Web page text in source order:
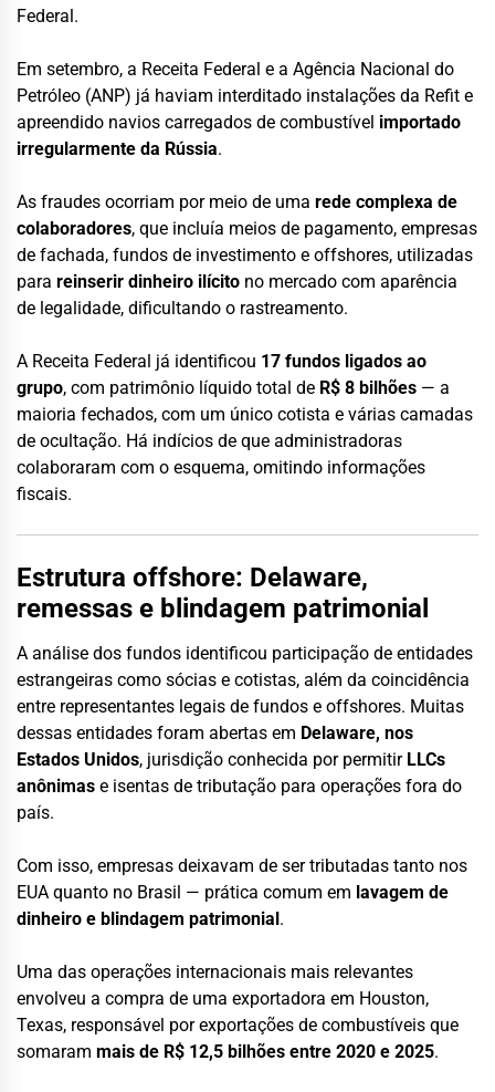
Federal.
Em setembro, a Receita Federal e a Agência Nacional do
Petróleo (ANP) já haviam interditado instalações da Refit e
apreendido navios carregados de combustível importado
irregularmente da Rússia.
As fraudes ocorriam por meio de uma rede complexa de
colaboradores, que incluía meios de pagamento, empresas
de fachada, fundos de investimento e offshores, utilizadas
para reinserir dinheiro ilícito no mercado com aparência
de legalidade, dificultando o rastreamento.
A Receita Federal já identificou 17 fundos ligados ao
grupo, com patrimônio líquido total de R$ 8 bilhões — a
maioria fechados, com um único cotista e várias camadas
de ocultação. Há indícios de que administradoras
colaboraram com o esquema, omitindo informações
fiscais.
Estrutura offshore: Delaware,
remessas e blindagem patrimonial
A análise dos fundos identificou participação de entidades
estrangeiras como sócias e cotistas, além da coincidência
entre representantes legais de fundos e offshores. Muitas
dessas entidades foram abertas em Delaware, nos
Estados Unidos, jurisdição conhecida por permitir LLCs
anônimas e isentas de tributação para operações fora do
país.
Com isso, empresas deixavam de ser tributadas tanto nos
EUA quanto no Brasil — prática comum em lavagem de
dinheiro e blindagem patrimonial.
Uma das operações internacionais mais relevantes
envolveu a compra de uma exportadora em Houston,
Texas, responsável por exportações de combustíveis que
somaram mais de R$ 12,5 bilhões entre 2020 e 2025.